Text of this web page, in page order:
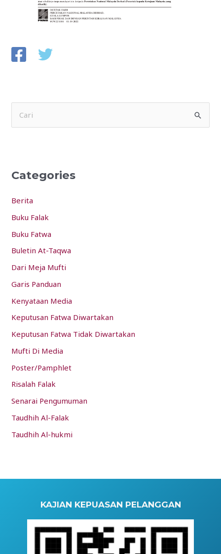
c
f
o
r
:
Categories
Berita
Buku Falak
Buku Fatwa
Buletin At-Taqwa
Dari Meja Mufti
Garis Panduan
Kenyataan Media
Keputusan Fatwa Diwartakan
Keputusan Fatwa Tidak Diwartakan
Mufti Di Media
Poster/Pamphlet
Risalah Falak
Senarai Pengumuman
Taudhih Al-Falak
Taudhih Al-hukmi
KAJIAN KEPUASAN PELANGGAN